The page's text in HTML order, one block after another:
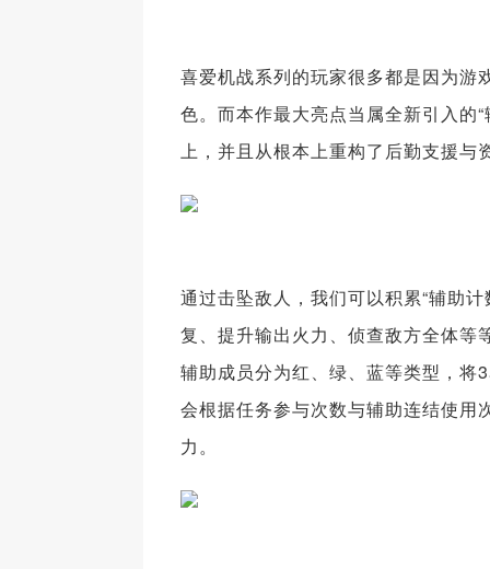
喜爱机战系列的玩家很多都是因为游
色。而本作最大亮点当属全新引入的
上，并且从根本上重构了后勤支援与
通过击坠敌人，我们可以积累“辅助
复、提升输出火力、侦查敌方全体等
辅助成员分为红、绿、蓝等类型，将
会根据任务参与次数与辅助连结使用
力。